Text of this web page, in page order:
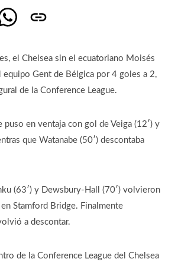
el Chelsea sin el ecuatoriano Moisés
equipo Gent de Bélgica por 4 goles a 2,
de la Conference League.
puso en ventaja con gol de Veiga (12′) y
que Watanabe (50′) descontaba
(63′) y Dewsbury-Hall (70′) volvieron
Stamford Bridge. Finalmente
a descontar.
de la Conference League del Chelsea